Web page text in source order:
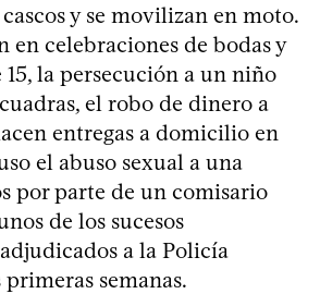
y se movilizan en moto.
en celebraciones de bodas y
la persecución a un niño
el robo de dinero a
entregas a domicilio en
el abuso sexual a una
por parte de un comisario
de los sucesos
a la Policía
semanas.